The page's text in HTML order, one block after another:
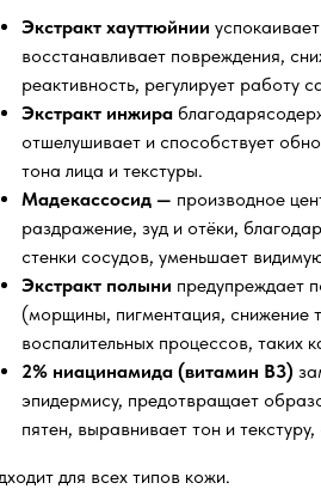
Экстракт хауттюйнии
восстанавливает повреждения,
реактивность, регулирует работу
Экстракт инжира
отшелушивает и способствует
тона лица и текстуры.
Мадекассосид — производное
раздражение, зуд и отёки,
стенки сосудов, уменьшает
Экстракт полыни предупреждает
(морщины, пигментация, снижение
воспалительных процессов, таких
2% ниацинамида (витамин B3)
эпидермису, предотвращает
пятен, выравнивает тон и
для всех типов кожи.